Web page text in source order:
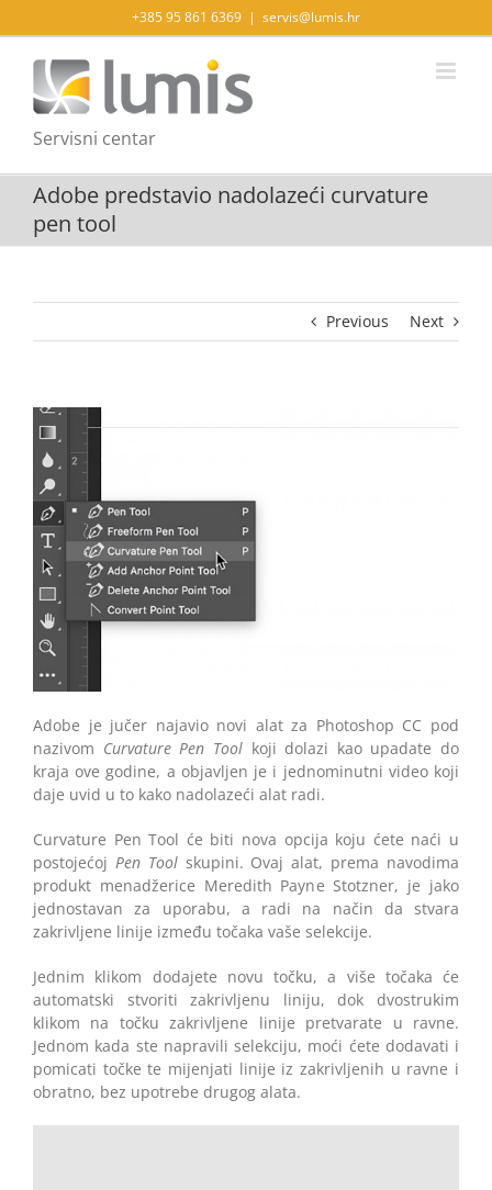
to
content
+385 95 861 6369 | servis@lumis.hr
Servisni centar
Adobe predstavio nadolazeći curvature
pen tool
Previous Next
Adobe je jučer najavio novi alat za Photoshop CC pod
nazivom Curvature Pen Toolkoji dolazi kao upadate do
kraja ove godine, a objavljen je i jednominutni video koji
daje uvid u to kako nadolazeći alat radi.
Curvature Pen Tool će biti nova opcija koju ćete naći u
postojećoj Pen Toolskupini. Ovaj alat, prema navodima
produkt menadžerice Meredith Payne Stotzner, je jako
jednostavan za uporabu, a radi na način da stvara
zakrivljene linije između točaka vaše selekcije.
Jednim klikom dodajete novu točku, a više točaka će
automatski stvoriti zakrivljenu liniju, dok dvostrukim
klikom na točku zakrivljene linije pretvarate u ravne.
Jednom kada ste napravili selekciju, moći ćete dodavati i
pomicati točke te mijenjati linije iz zakrivljenih u ravne i
obratno, bez upotrebe drugog alata.